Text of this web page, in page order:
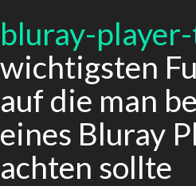
bluray-
wichtigsten
auf die man
eines Bluray
achten sollte